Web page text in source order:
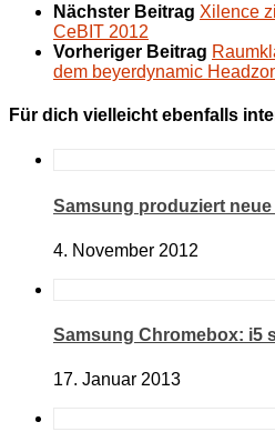
Nächster Beitrag Xilence
CeBIT 2012
Vorheriger Beitrag
dem beyerdynamic
Für dich vielleicht ebenfalls
Samsung produziert
4. November 2012
Samsung Chromebox: i5
17. Januar 2013